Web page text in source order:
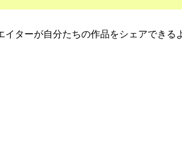
ターが自分たちの作品をシェアでき